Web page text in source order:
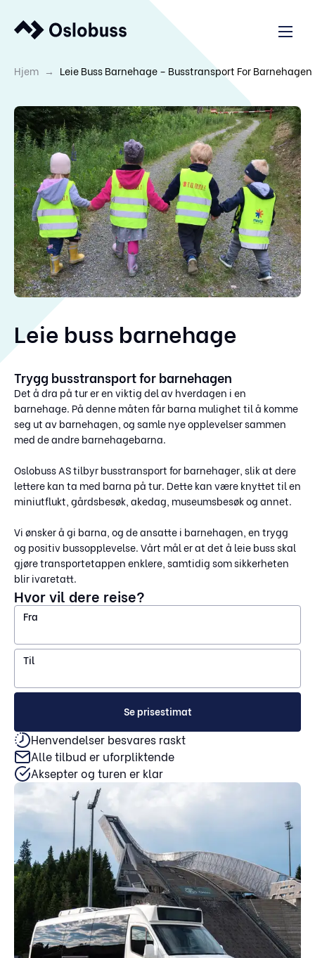
Hjem → Leie Buss Barnehage – Busstransport For Barnehagen
Leie buss barnehage
Trygg busstransport for barnehagen
Det å dra på tur er en viktig del av hverdagen i en
barnehage. På denne måten får barna mulighet til å komme
seg ut av barnehagen, og samle nye opplevelser sammen
med de andre barnehagebarna.
Oslobuss AS tilbyr busstransport for barnehager, slik at dere
lettere kan ta med barna på tur. Dette kan være knyttet til en
miniutflukt, gårdsbesøk, akedag, museumsbesøk og annet.
Vi ønsker å gi barna, og de ansatte i barnehagen, en trygg
og positiv bussopplevelse. Vårt mål er at det å leie buss skal
gjøre transportetappen enklere, samtidig som sikkerheten
blir ivaretatt.
Hvor vil dere reise?
Fra
Til
Se prisestimat
Henvendelser besvares raskt
Alle tilbud er uforpliktende
Aksepter og turen er klar